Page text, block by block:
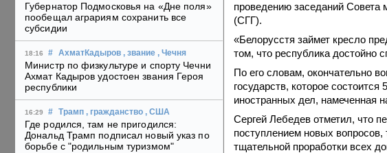
Губернатор Подмосковья на «Дне поля»
пообещал аграриям сохранить все
субсидии
18:16 # АхматКадыров , звание , Чечня
Министр по физкультуре и спорту Чечни
Ахмат Кадыров удостоен звания Героя
республики
16:29 # Трамп , гражданство , США
Где родился, там не пригодился:
Дональд Трамп подписал новый указ по
борьбе с "родильным туризмом"
проведению заседаний
(СГГ).
«Белорусстя займет кресло
том, что республика достойно
По его словам, окончательно
государств, которое
иностранных дел, намеченная
Сергей Лебедев отметил, что
поступлением новых
тщательной проработки всех